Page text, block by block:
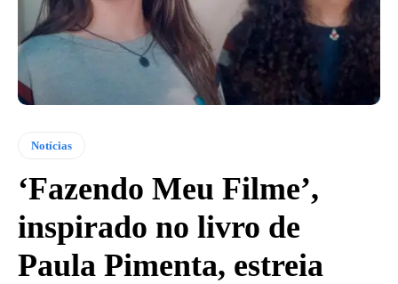
Notícias
‘Fazendo Meu Filme’,
inspirado no livro de
Paula Pimenta, estreia